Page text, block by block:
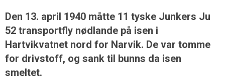
Den 13. april 1940 måtte 11 tyske Junkers Ju
52 transportfly nødlande på isen i
Hartvikvatnet nord for Narvik. De var tomme
for drivstoff, og sank til bunns da isen
smeltet.